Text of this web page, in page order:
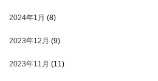
2024年1月 (8)
2023年12月 (9)
2023年11月 (11)